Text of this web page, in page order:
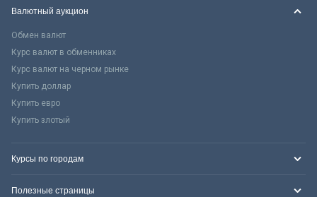
Валютный аукцион
Обмен валют
Курс валют в обменниках
Курс валют на черном рынке
Купить доллар
Купить евро
Купить злотый
Курсы по городам
Полезные страницы